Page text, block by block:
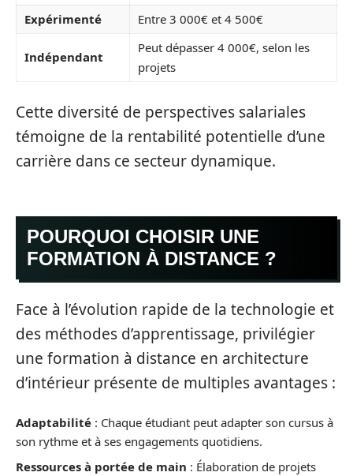
Expérimenté
Entre 3 000€ et 4 500€
Indépendant
Peut dépasser 4 000€, selon les
projets
Cette diversité de perspectives salariales
témoigne de la rentabilité potentielle d’une
carrière dans ce secteur dynamique.
POURQUOI CHOISIR UNE
FORMATION À DISTANCE ?
Face à l’évolution rapide de la technologie et
des méthodes d’apprentissage, privilégier
une formation à distance en architecture
d’intérieur présente de multiples avantages :
Adaptabilité : Chaque étudiant peut adapter son cursus à
son rythme et à ses engagements quotidiens.
Ressources à portée de main : Élaboration de projets